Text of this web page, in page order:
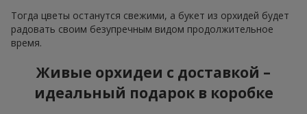
Тогда цветы останутся свежими, а букет из орхидей будет
радовать своим безупречным видом продолжительное
время.
Живые орхидеи с доставкой –
идеальный подарок в коробке